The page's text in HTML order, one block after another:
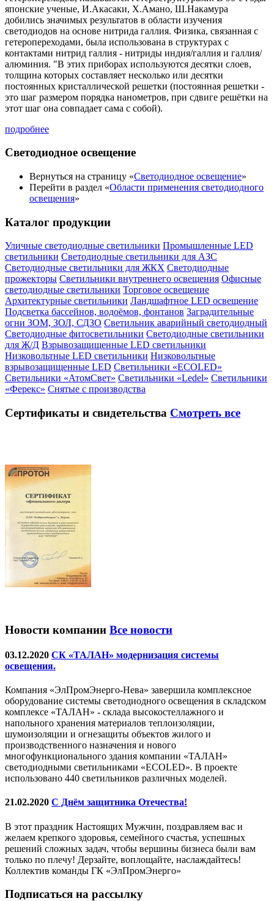
японские ученые, И.Акасаки, Х.Амано, Ш.Накамура
добились значимых результатов в области изучения
светодиодов на основе нитрида галлия. Физика, связанная с
гетеропереходами, была использована в структурах с
контактами нитрид галлия - нитриды индия/галлия и галлия/
алюминия. "В этих приборах используются десятки слоев,
толщина которых составляет несколько или десятки
постоянных кристаллической решетки (постоянная решетки -
это шаг размером порядка нанометров, при сдвиге решётки на
этот шаг она совпадает сама с собой).
подробнее
Светодиодное освещение
Вернуться на страницу «Светодиодное освещение»
Перейти в раздел «Области применения светодиодного
освещения»
Каталог продукции
Уличные светодиодные светильники Промышленные LED
светильники Светодиодные светильники для АЗС
Светодиодные светильники для ЖКХ Светодиодные
прожекторы Светильники внутреннего освещения Офисные
светодиодные светильники Торговое освещение
Архитектурные светильники Ландшафтное LED освещение
Подсветка бассейнов, водоёмов, фонтанов Заградительные
огни ЗОМ, ЗОЛ, СДЗО Светильник аварийный светодиодный
Светодиодные фитосветильники Светодиодные светильники
для Ж/Д Взрывозащищенные LED светильники
Низковольтные LED светильники Низковольтные
взрывозащищенные LED Светильники «ECOLED»
Светильники «АтомСвет» Светильники «Ledel» Светильники
«Ферекс» Снятые с производства
Сертификаты и свидетельства Смотреть все
Новости компании Все новости
03.12.2020 СК «ТАЛАН» модернизация системы
освещения.
Компания «ЭлПромЭнерго-Нева» завершила комплексное
оборудование системы светодиодного освещения в складском
комплексе «ТАЛАН» - склада высокостеллажного и
напольного хранения материалов теплоизоляции,
шумоизоляции и огнезащиты объектов жилого и
производственного назначения и нового
многофункционального здания компании «ТАЛАН»
светодиодными светильниками «ECOLED». В проекте
использовано 440 светильников различных моделей.
21.02.2020 С Днём защитника Отечества!
В этот праздник Настоящих Мужчин, поздравляем вас и
желаем крепкого здоровья, семейного счастья, успешных
решений сложных задач, чтобы вершины бизнеса были вам
только по плечу! Дерзайте, воплощайте, наслаждайтесь!
Коллектив команды ГК «ЭлПромЭнерго»
Подписаться на рассылку